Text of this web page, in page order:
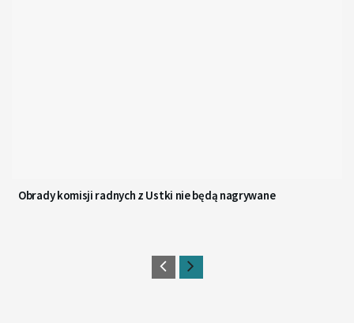
Obrady komisji radnych z Ustki nie będą nagrywane